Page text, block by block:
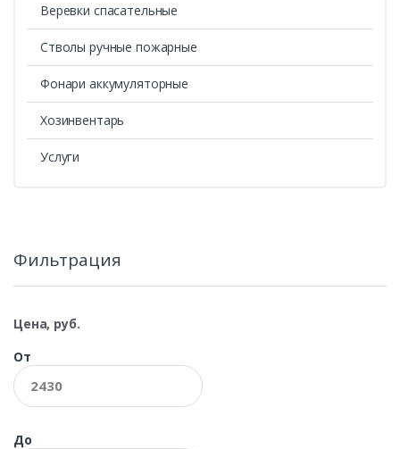
Веревки спасательные
Стволы ручные пожарные
Фонари аккумуляторные
Хозинвентарь
Услуги
Фильтрация
Цена, руб.
От
До